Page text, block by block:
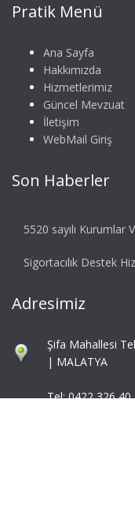
Pratik Menü
Ana Sayfa
Hakkımızda
Hizmetlerimiz
Güncel Mevzuat
İletişim
WebMail Giriş
Son Haberler
5520 sayılı Kurumlar
Sigortacılık Destek
Adresimiz
Şifa Mahallesi
| MALATYA
Tel: 0422 326 40